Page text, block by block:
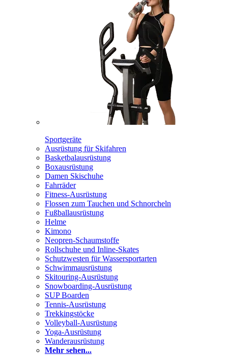
Sportgeräte
Ausrüstung für Skifahren
Basketbalausrüstung
Boxausrüstung
Damen Skischuhe
Fahrräder
Fitness-Ausrüstung
Flossen zum Tauchen und Schnorcheln
Fußballausrüstung
Helme
Kimono
Neopren-Schaumstoffe
Rollschuhe und Inline-Skates
Schutzwesten für Wassersportarten
Schwimmausrüstung
Skitouring-Ausrüstung
Snowboarding-Ausrüstung
SUP Boarden
Tennis-Ausrüstung
Trekkingstöcke
Volleyball-Ausrüstung
Yoga-Ausrüstung
Wanderausrüstung
Mehr sehen...